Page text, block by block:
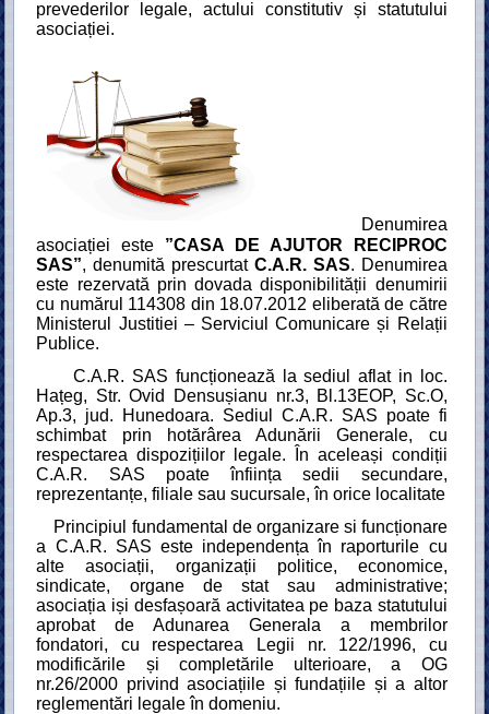
prevederilor legale, actului constitutiv și statutului
asociației.
Denumirea
asociației este ”CASA DE AJUTOR RECIPROC
SAS”, denumită prescurtat C.A.R. SAS. Denumirea
este rezervată prin dovada disponibilității denumirii
cu numărul 114308 din 18.07.2012 eliberată de către
Ministerul Justitiei – Serviciul Comunicare și Relații
Publice.
C.A.R. SAS funcționează la sediul aflat in loc.
Hațeg, Str. Ovid Densușianu nr.3, Bl.13EOP, Sc.O,
Ap.3, jud. Hunedoara. Sediul C.A.R. SAS poate fi
schimbat prin hotărârea Adunării Generale, cu
respectarea dispozițiilor legale. În aceleași condiții
C.A.R. SAS poate înființa sedii secundare,
reprezentanțe, filiale sau sucursale, în orice localitate
Principiul fundamental de organizare si funcționare
a C.A.R. SAS este independența în raporturile cu
alte asociații, organizații politice, economice,
sindicate, organe de stat sau administrative;
asociația iși desfașoară activitatea pe baza statutului
aprobat de Adunarea Generala a membrilor
fondatori, cu respectarea Legii nr. 122/1996, cu
modificările și completările ulterioare, a OG
nr.26/2000 privind asociațiile și fundațiile și a altor
reglementări legale în domeniu.